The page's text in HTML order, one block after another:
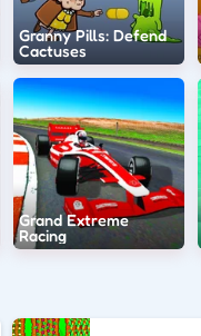
Granny Pills: Defend
Cactuses
Grand Extreme
Racing